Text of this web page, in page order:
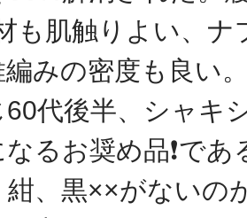
も肌触りよい、ナ
編みの密度も良い
代後半、シャキ
るお奨め品❗であ
紺、黒××がないの